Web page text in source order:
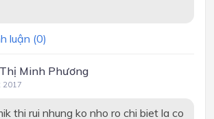
luận (0)
Minh Phương
2017
thi rui nhung ko nho ro chi biet la co